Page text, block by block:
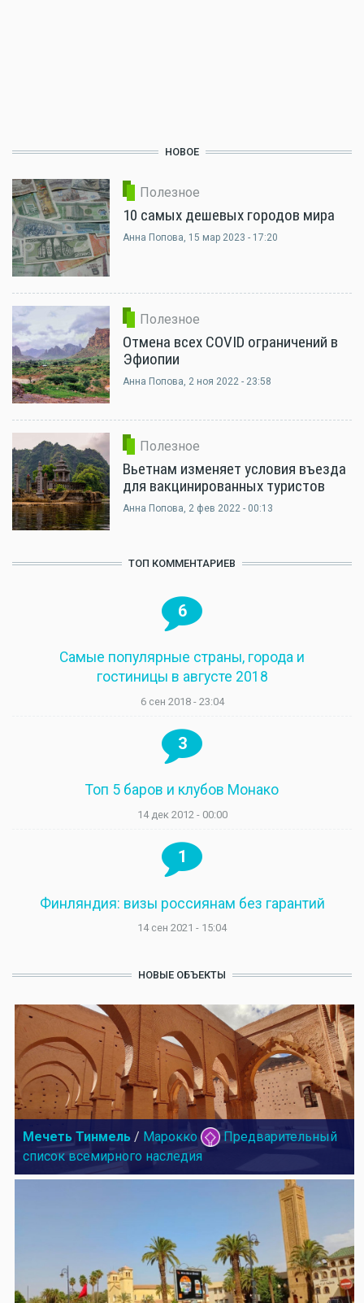
НОВОЕ
Полезное
10 самых дешевых городов мира
Анна Попова, 15 мар 2023 - 17:20
Полезное
Отмена всех COVID ограничений в
Эфиопии
Анна Попова, 2 ноя 2022 - 23:58
Полезное
Вьетнам изменяет условия въезда
для вакцинированных туристов
Анна Попова, 2 фев 2022 - 00:13
ТОП КОММЕНТАРИЕВ
6
Самые популярные страны, города и
гостиницы в августе 2018
6 сен 2018 - 23:04
3
Топ 5 баров и клубов Монако
14 дек 2012 - 00:00
1
Финляндия: визы россиянам без гарантий
14 сен 2021 - 15:04
НОВЫЕ ОБЪЕКТЫ
Мечеть Тинмель / Марокко
Предварительный
список всемирного наследия